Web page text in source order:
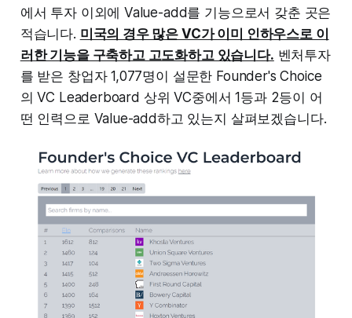
에서 투자 이외에 Value-add를 기능으로서 갖춘 곳은
적습니다. 미국의 경우 많은 VC가 이미 인하우스로 이
러한 기능을 구축하고 고도화하고 있습니다. 벤처투자
를 받은 창업자 1,077명이 설문한 Founder's Choice
의 VC Leaderboard 상위 VC중에서 1등과 2등이 어
떤 인력으로 Value-add하고 있는지 살펴보겠습니다.